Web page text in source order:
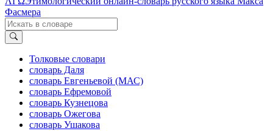
Фасмера
Толковые словари
словарь Даля
словарь Евгеньевой (МАС)
словарь Ефремовой
словарь Кузнецова
словарь Ожегова
словарь Ушакова